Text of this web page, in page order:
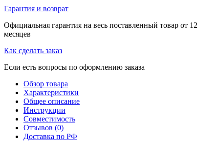
Гарантия и возврат
Официальная гарантия на весь поставленный товар от 12
месяцев
Как сделать заказ
Если есть вопросы по оформлению заказа
Обзор товара
Характеристики
Общее описание
Инструкции
Совместимость
Отзывов (0)
Доставка по РФ